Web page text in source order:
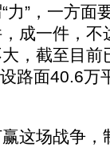
”，一方面
成一件，不
，截至目前
路面40.6万
场战争，